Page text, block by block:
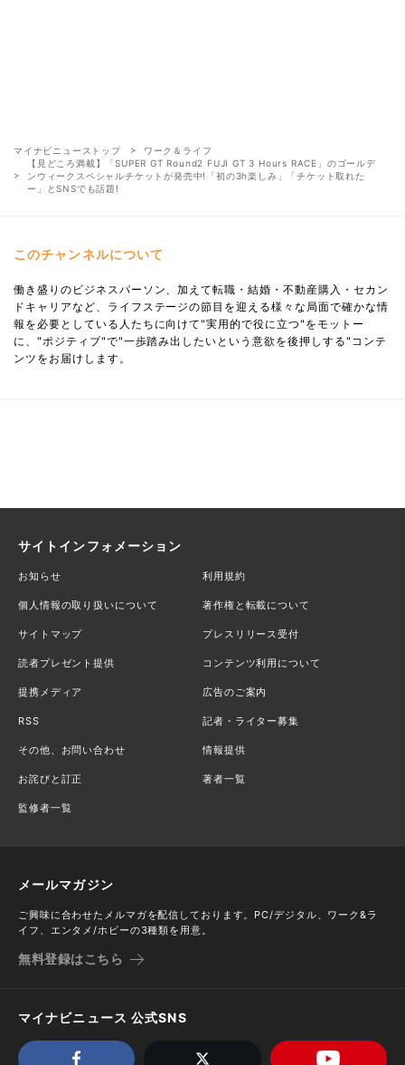
マイナビニューストップ
ワーク＆ライフ
【見どころ満載】「SUPER GT Round2 FUJI GT 3 Hours RACE」のゴールデ
ンウィークスペシャルチケットが発売中!「初の3h楽しみ」「チケット取れた
ー」とSNSでも話題!
このチャンネルについて
働き盛りのビジネスパーソン、加えて転職・結婚・不動産購入・セカン
ドキャリアなど、ライフステージの節目を迎える様々な局面で確かな情
報を必要としている人たちに向けて"実用的で役に立つ"をモットー
に、"ポジティブ"で"一歩踏み出したいという意欲を後押しする"コンテ
ンツをお届けします。
サイトインフォメーション
お知らせ 利用規約
個人情報の取り扱いについて 著作権と転載について
サイトマップ プレスリリース受付
読者プレゼント提供 コンテンツ利用について
提携メディア 広告のご案内
RSS 記者・ライター募集
その他、お問い合わせ 情報提供
お詫びと訂正 著者一覧
監修者一覧
メールマガジン
ご興味に合わせたメルマガを配信しております。PC/デジタル、ワーク&ラ
イフ、エンタメ/ホビーの3種類を用意。
無料登録はこちら
マイナビニュース 公式SNS